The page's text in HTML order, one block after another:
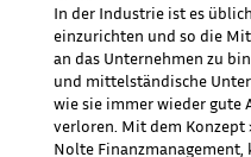
In der Industrie ist es
einzurichten und so die
an das Unternehmen zu
und mittelständische
wie sie immer wieder gute
verloren. Mit dem
Nolte